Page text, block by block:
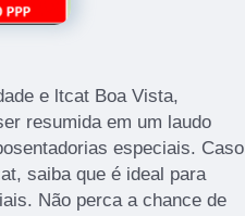
e ltcat Boa Vista,
resumida em um laudo
especiais. Caso
saiba que é ideal para
Não perca a chance de